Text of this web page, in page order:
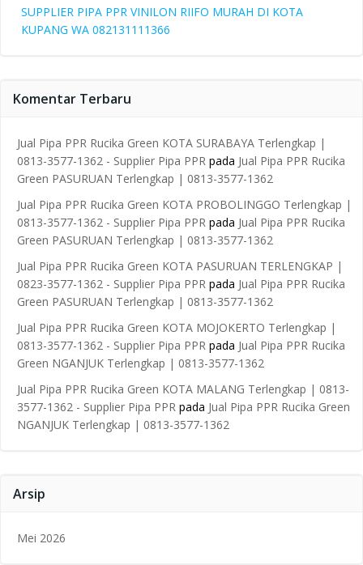
SUPPLIER PIPA PPR VINILON RIIFO MURAH DI KOTA
KUPANG WA 082131111366
Komentar Terbaru
Jual Pipa PPR Rucika Green KOTA SURABAYA Terlengkap |
0813-3577-1362 - Supplier Pipa PPR pada Jual Pipa PPR Rucika
Green PASURUAN Terlengkap | 0813-3577-1362
Jual Pipa PPR Rucika Green KOTA PROBOLINGGO Terlengkap |
0813-3577-1362 - Supplier Pipa PPR pada Jual Pipa PPR Rucika
Green PASURUAN Terlengkap | 0813-3577-1362
Jual Pipa PPR Rucika Green KOTA PASURUAN TERLENGKAP |
0823-3577-1362 - Supplier Pipa PPR pada Jual Pipa PPR Rucika
Green PASURUAN Terlengkap | 0813-3577-1362
Jual Pipa PPR Rucika Green KOTA MOJOKERTO Terlengkap |
0813-3577-1362 - Supplier Pipa PPR pada Jual Pipa PPR Rucika
Green NGANJUK Terlengkap | 0813-3577-1362
Jual Pipa PPR Rucika Green KOTA MALANG Terlengkap | 0813-
3577-1362 - Supplier Pipa PPR pada Jual Pipa PPR Rucika Green
NGANJUK Terlengkap | 0813-3577-1362
Arsip
Mei 2026